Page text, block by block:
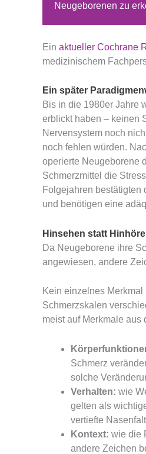
Neugeborenen zu
Ein aktueller Cochrane
medizinischem
Ein später
Bis in die 1980er Jahre
erblickt haben – keinen
Nervensystem noch
noch fehlen würden.
operierte Neugeborene
Schmerzmittel die
Folgejahren
und benötigen eine
Hinsehen statt
Da Neugeborene ihre
angewiesen, andere
Kein einzelnes
Schmerzskalen
meist auf Merkmale aus
Schmerz
solche
Verhalten: wie
gelten als
vertiefte
Kontext: wie die
andere Zeichen